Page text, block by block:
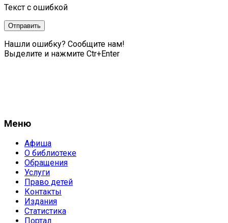
Текст с ошибкой
Нашли ошибку? Сообщите нам!
Выделите и нажмите Ctr+Enter
Меню
Афиша
О библиотеке
Обращения
Услуги
Право детей
Контакты
Издания
Статистика
Портал